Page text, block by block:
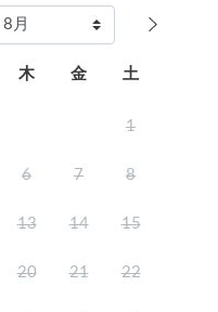
裏・薪ストーブ付き小屋)
木 金 土
1
6 7 8
13 14 15
20 21 22